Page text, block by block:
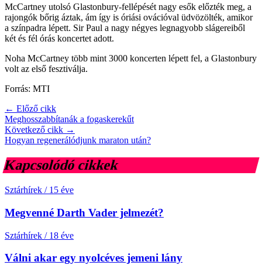
McCartney utolsó Glastonbury-fellépését nagy esők előzték meg, a
rajongók bőrig áztak, ám így is óriási ovációval üdvözölték, amikor
a színpadra lépett. Sir Paul a nagy négyes legnagyobb slágereiből
két és fél órás koncertet adott.
Noha McCartney több mint 3000 koncerten lépett fel, a Glastonbury
volt az első fesztiválja.
Forrás: MTI
← Előző cikk
Meghosszabbítanák a fogaskerekűt
Következő cikk →
Hogyan regenerálódjunk maraton után?
Kapcsolódó cikkek
Sztárhírek / 15 éve
Megvenné Darth Vader jelmezét?
Sztárhírek / 18 éve
Válni akar egy nyolcéves jemeni lány